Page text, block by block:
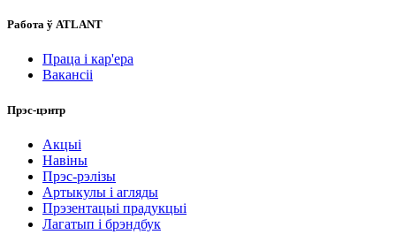
Работа ў ATLANT
Праца і кар'ера
Вакансіі
Прэс-цэнтр
Акцыі
Навіны
Прэс-рэлізы
Артыкулы і агляды
Прэзентацыі прадукцыі
Лагатып і брэндбук